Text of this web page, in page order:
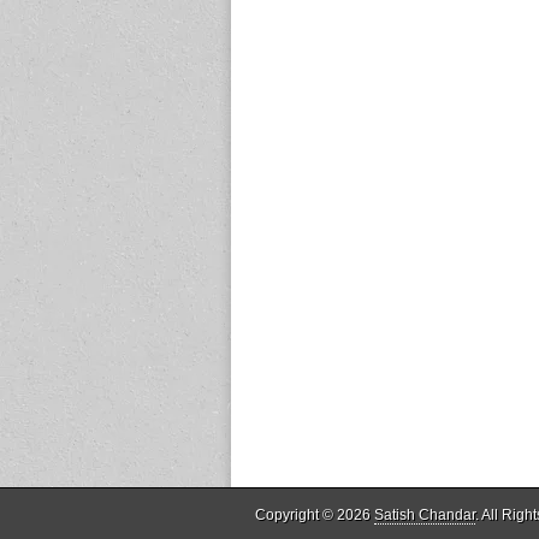
Copyright © 2026 Satish Chandar. All